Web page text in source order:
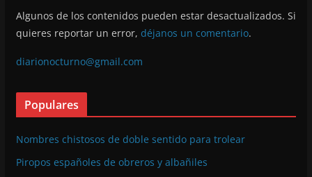
Algunos de los contenidos pueden estar desactualizados. Si
quieres reportar un error, déjanos un comentario.
diarionocturno@gmail.com
Populares
Nombres chistosos de doble sentido para trolear
Piropos españoles de obreros y albañiles